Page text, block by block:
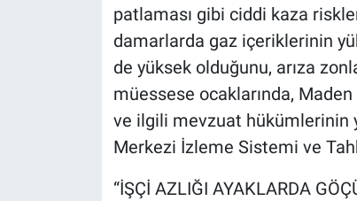
patlaması gibi ciddi kaza
damarlarda gaz içeriklerinin
de yüksek olduğunu, arıza
müessese ocaklarında,
ve ilgili mevzuat hükümlerinin
Merkezi İzleme Sistemi ve
“İŞÇİ AZLIĞI AYAKLARDA